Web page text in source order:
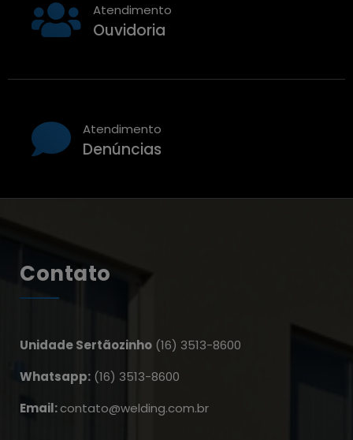
Atendimento
Ouvidoria
Atendimento
Denúncias
Contato
Unidade Sertãozinho (16) 3513-8600
Whatsapp: (16) 3513-8600
Email:contato@welding.com.br